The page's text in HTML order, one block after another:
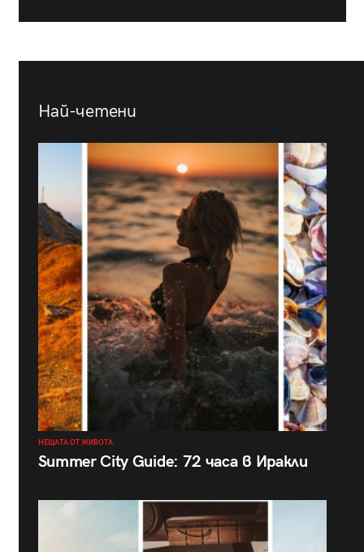
Най-четени
НЕЩАТА ОТ ЖИВОТА
Summer City Guide: 72 часа в Иракли